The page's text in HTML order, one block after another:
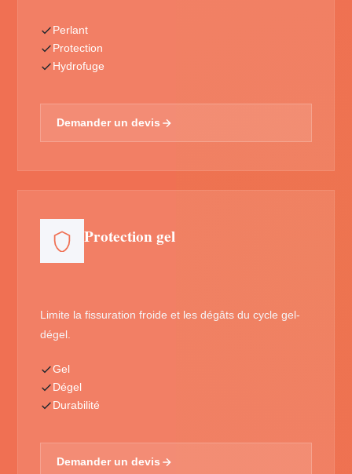
Perlant
Protection
Hydrofuge
Demander un devis
Protection gel
Limite la fissuration froide et les dégâts du cycle gel-
dégel.
Gel
Dégel
Durabilité
Demander un devis